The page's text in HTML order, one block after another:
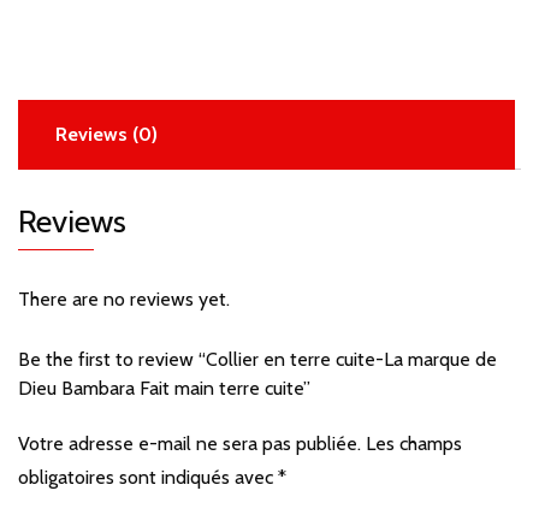
terre
quantity
Reviews (0)
Reviews
There are no reviews yet.
Be the first to review “Collier en terre cuite-La marque de
Dieu Bambara Fait main terre cuite”
Votre adresse e-mail ne sera pas publiée. Les champs
obligatoires sont indiqués avec *